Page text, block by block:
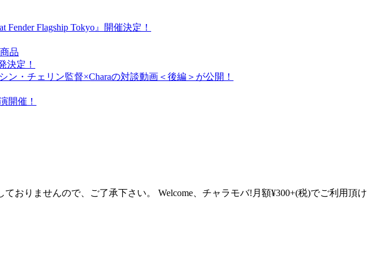
Flagship Tokyo』開催決定！
品
決定！
・チェリン監督×Charaの対談動画＜後編＞が公開！
開催！
おりませんので、ご了承下さい。 Welcome、チャラモバ!月額¥300+(税)でご利用頂け